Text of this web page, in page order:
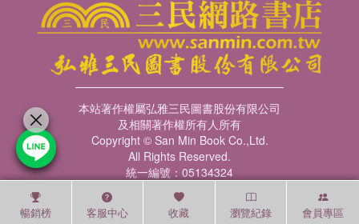
暢銷榜 客服中心 收藏 瀏覽紀錄 會員專區
本站著作權屬弘雅三民圖書股份有限公司
及相關著作權所有人所有
Copyright © San Min Book Co.,Ltd.
All Rights Reserved.
統一編號：05134324